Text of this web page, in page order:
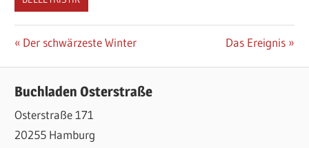
Beitragsnavigation
Vorheriger
Der schwärzeste Winter
Nächster
Das Ereignis
Buchladen Osterstraße
Osterstraße 171
20255 Hamburg